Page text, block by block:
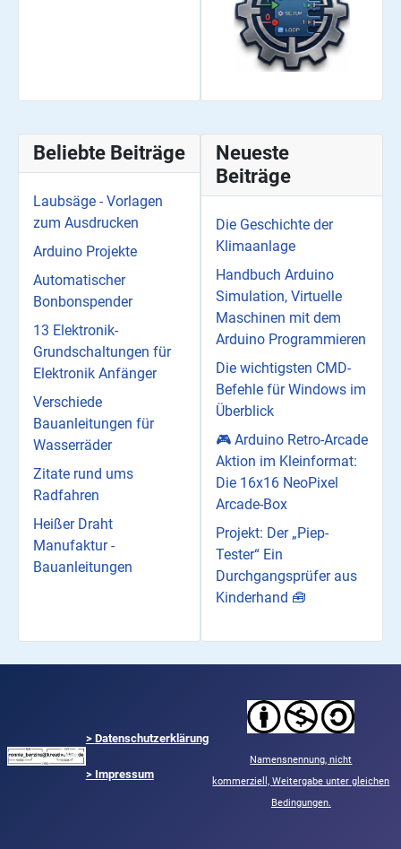
Beliebte Beiträge
Laubsäge - Vorlagen
zum Ausdrucken
Arduino Projekte
Automatischer
Bonbonspender
13 Elektronik-
Grundschaltungen für
Elektronik Anfänger
Verschiede
Bauanleitungen für
Wasserräder
Zitate rund ums
Radfahren
Heißer Draht
Manufaktur -
Bauanleitungen
Neueste
Beiträge
Die Geschichte der
Klimaanlage
Handbuch Arduino
Simulation, Virtuelle
Maschinen mit dem
Arduino Programmieren
Die wichtigsten CMD-
Befehle für Windows im
Überblick
🎮 Arduino Retro-Arcade
Aktion im Kleinformat:
Die 16x16 NeoPixel
Arcade-Box
Projekt: Der „Piep-
Tester“ Ein
Durchgangsprüfer aus
Kinderhand 🧰
> Datenschutzerklärung
> Impressum
Namensnennung,nicht
kommerziell,Weitergabe unter gleichen
Bedingungen.